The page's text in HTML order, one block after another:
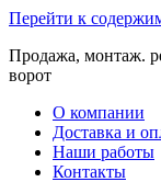
Перейти к
Продажа, монтаж.
ворот
О компании
Доставка и
Наши работы
Контакты